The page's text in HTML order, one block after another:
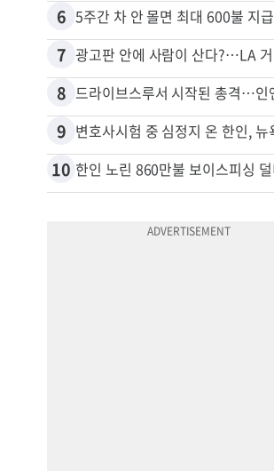
6 5주간 차 안 몰면 최대 600불 지급
7
8
9
10